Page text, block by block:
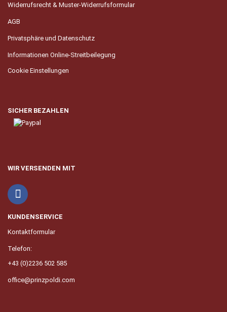
Widerrufsrecht & Muster-Widerrufsformular
AGB
Privatsphäre und Datenschutz
Informationen Online-Streitbeilegung
Cookie Einstellungen
SICHER BEZAHLEN
WIR VERSENDEN MIT
KUNDENSERVICE
Kontaktformular
Telefon:
+43 (0)2236 502 585
office@prinzpoldi.com